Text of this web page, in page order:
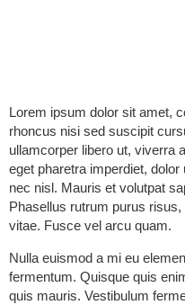
Lorem ipsum dolor sit amet,
rhoncus nisi sed suscipit
ullamcorper libero ut, viverra
eget pharetra imperdiet,
nec nisl. Mauris et volutpat
Phasellus rutrum purus
vitae. Fusce vel arcu quam.
Nulla euismod a mi eu
fermentum. Quisque quis
quis mauris. Vestibulum